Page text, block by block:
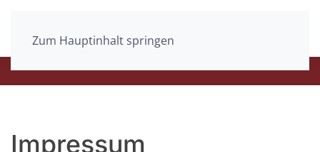
Zum Hauptinhalt springen
Impressum